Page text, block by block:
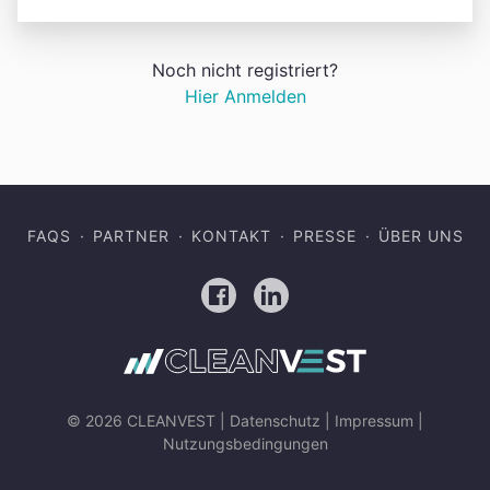
Noch nicht registriert?
Hier Anmelden
FAQS PARTNER KONTAKT PRESSE ÜBER UNS
FacebookLinkedIn
© 2026 CLEANVEST | Datenschutz Impressum
Nutzungsbedingungen